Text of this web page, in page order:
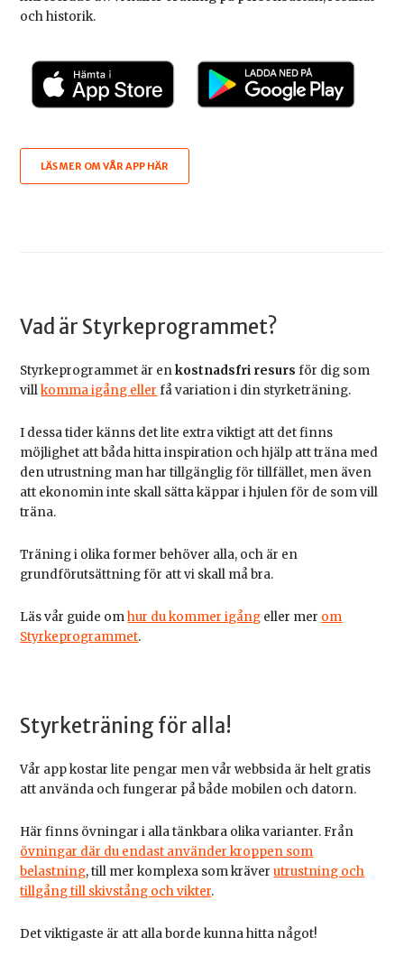
och historik.
LÄS MER OM VÅR APP HÄR
Vad är Styrkeprogrammet?
Styrkeprogrammet är enkostnadsfri resurs för dig som
villkomma igång eller få variation i din styrketräning.
I dessa tider känns det lite extra viktigt att det finns
möjlighet att båda hitta inspiration och hjälp att träna med
den utrustning man har tillgänglig för tillfället, men även
att ekonomin inte skall sätta käppar i hjulen för de som vill
träna.
Träning i olika former behöver alla, och är en
grundförutsättning för att vi skall må bra.
Läs vår guide omhur du kommer igång eller mer om
Styrkeprogrammet.
Styrketräning för alla!
Vår app kostar lite pengar men vår webbsida är helt gratis
att använda och fungerar på både mobilen och datorn.
Här finns övningar i alla tänkbara olika varianter. Från
övningar där du endast använder kroppen som
belastning, till mer komplexa som kräverutrustning och
tillgång till skivstång och vikter.
Det viktigaste är att alla borde kunna hitta något!